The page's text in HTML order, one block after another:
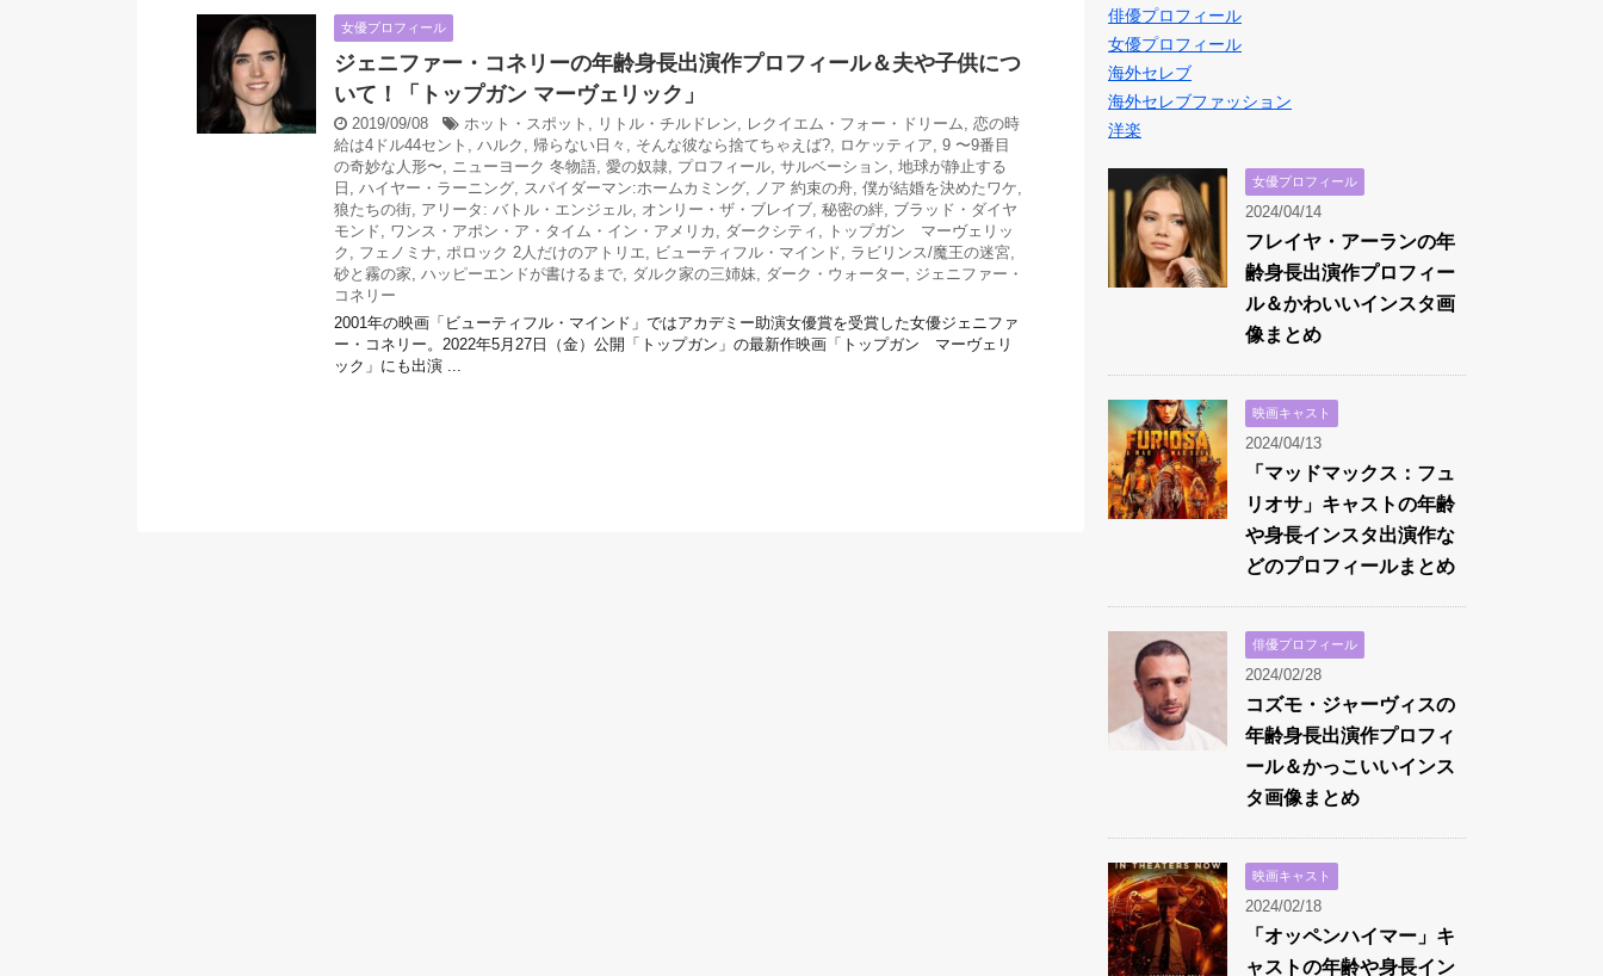
女優プロフィール
ジェニファー・コネリーの年齢身長出演作プロフィール＆夫や子供につ
いて！「トップガン マーヴェリック」
2019/09/08 ホット・スポット , リトル・チルドレン, レクイエム・フォー・ドリーム, 恋の時
給は4ドル44セント , ハルク , 帰らない日々 , そんな彼なら捨てちゃえば?, ロケッティア, 9 〜9番目
の奇妙な人形〜, ニューヨーク 冬物語, 愛の奴隷, プロフィール, サルベーション, 地球が静止する
日 , ハイヤー・ラーニング, スパイダーマン:ホームカミング, ノア 約束の舟, 僕が結婚を決めたワケ,
狼たちの街, アリータ: バトル・エンジェル, オンリー・ザ・ブレイブ, 秘密の絆, ブラッド・ダイヤ
モンド, ワンス・アポン・ア・タイム・イン・アメリカ , ダークシティ ,
トップガン マーヴェリッ
ク , フェノミナ, ポロック 2人だけのアトリエ, ビューティフル・マインド, ラビリンス/魔王の迷宮,
砂と霧の家, ハッピーエンドが書けるまで, ダルク家の三姉妹, ダーク・ウォーター, ジェニファー・
コネリー
2001年の映画「ビューティフル・マインド」ではアカデミー助演女優賞を受賞した女優ジェニファ
ー・コネリー。2022年5月27日（金）公開「トップガン」の最新作映画「トップガン マーヴェリ
ック」にも出演 ...
俳優プロフィール
女優プロフィール
海外セレブ
海外セレブファッション
洋楽
女優プロフィール
2024/04/14
フレイヤ・アーランの年
齢身長出演作プロフィー
ル＆かわいいインスタ画
像まとめ
映画キャスト
2024/04/13
「マッドマックス：フュ
リオサ」キャストの年齢
や身長インスタ出演作な
どのプロフィールまとめ
俳優プロフィール
2024/02/28
コズモ・ジャーヴィスの
年齢身長出演作プロフィ
ール＆かっこいいインス
タ画像まとめ
映画キャスト
2024/02/18
「オッペンハイマー」キ
ャストの年齢や身長イン